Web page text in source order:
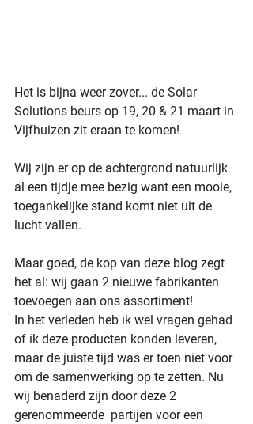
Het is bijna weer zover... de Solar
Solutions beurs op 19, 20 & 21 maart in
Vijfhuizen zit eraan te komen!
Wij zijn er op de achtergrond natuurlijk
al een tijdje mee bezig want een mooie,
toegankelijke stand komt niet uit de
lucht vallen.
Maar goed, de kop van deze blog zegt
het al: wij gaan 2 nieuwe fabrikanten
toevoegen aan ons assortiment!
In het verleden heb ik wel vragen gehad
of ik deze producten konden leveren,
maar de juiste tijd was er toen niet voor
om de samenwerking op te zetten. Nu
wij benaderd zijn door deze 2
gerenommeerde  partijen voor een